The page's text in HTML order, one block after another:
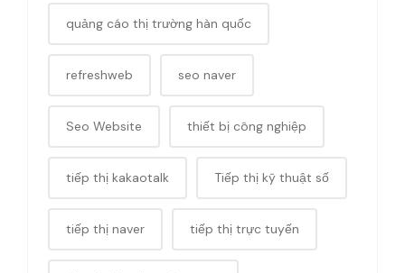
quảng cáo thị trường hàn quốc
refreshweb seo naver
Seo Website thiết bị công nghiệp
tiếp thị kakaotalk Tiếp thị kỹ thuật số
tiếp thị naver tiếp thị trực tuyến